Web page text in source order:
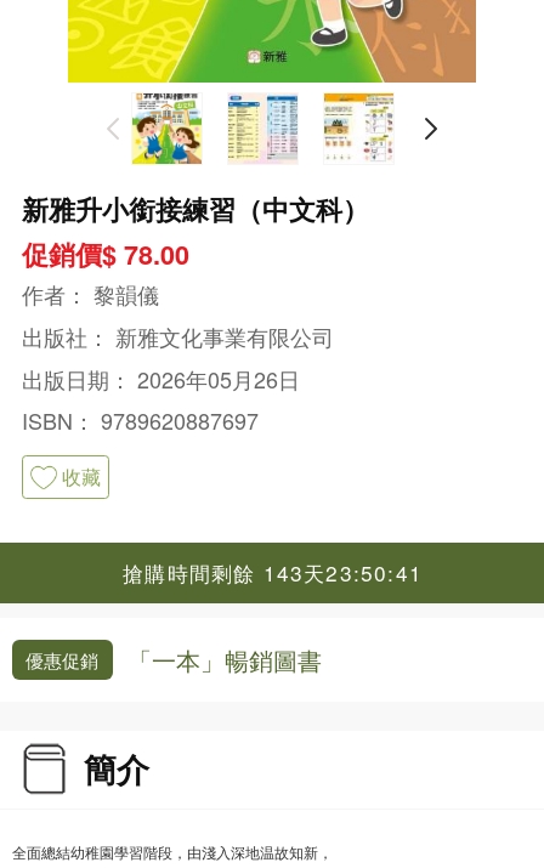
新雅升小銜接練習（中文科）
促銷價$ 78.00
作者： 黎韻儀
出版社： 新雅文化事業有限公司
出版日期： 2026年05月26日
ISBN： 9789620887697
收藏
搶購時間剩餘 143天23:50:41
優惠促銷 「一本」暢銷圖書
簡介
全面總結幼稚園學習階段，由淺入深地温故知新，